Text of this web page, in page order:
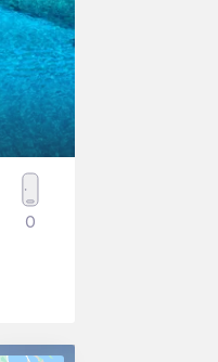
0